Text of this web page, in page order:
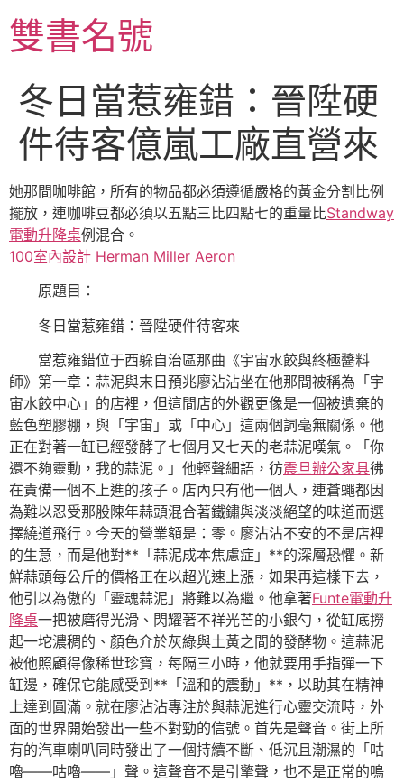
至
主雙書名號
冬日當惹雍錯：晉陞硬
件待客億嵐工廠直營來
她那間咖啡館，所有的物品都必須遵循嚴格的黃金分割比例
擺放，連咖啡豆都必須以五點三比四點七的重量比Standway
電動升降桌例混合。
100室內設計 Herman Miller Aeron
原題目：
冬日當惹雍錯：晉陞硬件待客來
當惹雍錯位于西躲自治區那曲《宇宙水餃與終極醬料
師》第一章：蒜泥與末日預兆廖沾沾坐在他那間被稱為「宇
宙水餃中心」的店裡，但這間店的外觀更像是一個被遺棄的
藍色塑膠棚，與「宇宙」或「中心」這兩個詞毫無關係。他
正在對著一缸已經發酵了七個月又七天的老蒜泥嘆氣。「你
還不夠靈動，我的蒜泥。」他輕聲細語，彷震旦辦公家具彿
在責備一個不上進的孩子。店內只有他一個人，連蒼蠅都因
為難以忍受那股陳年蒜頭混合著鐵鏽與淡淡絕望的味道而選
擇繞道飛行。今天的營業額是：零。廖沾沾不安的不是店裡
的生意，而是他對**「蒜泥成本焦慮症」**的深層恐懼。新
鮮蒜頭每公斤的價格正在以超光速上漲，如果再這樣下去，
他引以為傲的「靈魂蒜泥」將難以為繼。他拿著Funte電動升
降桌一把被磨得光滑、閃耀著不祥光芒的小銀勺，從缸底撈
起一坨濃稠的、顏色介於灰綠與土黃之間的發酵物。這蒜泥
被他照顧得像稀世珍寶，每隔三小時，他就要用手指彈一下
缸邊，確保它能感受到**「溫和的震動」**，以助其在精神
上達到圓滿。就在廖沾沾專注於與蒜泥進行心靈交流時，外
面的世界開始發出一些不對勁的信號。首先是聲音。街上所
有的汽車喇叭同時發出了一個持續不斷、低沉且潮濕的「咕
嚕——咕嚕——」聲。這聲音不是引擎聲，也不是正常的鳴